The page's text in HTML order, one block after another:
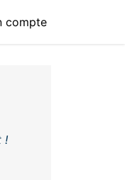
compte
!